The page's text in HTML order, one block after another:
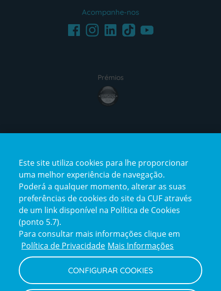
Acompanhe-nos
FacebookInstagramLinkedInTikTokYoutube
Prémios
award4
certification2certification3
Reclamações
e
elogios
Política de Privacidade e Cookies
Este site utiliza cookies para lhe proporcionar
uma melhor experiência de navegação.
Poderá a qualquer momento, alterar as suas
preferências de cookies do site da CUF através
de um link disponível na Política de Cookies
(ponto 5.7).
Para consultar mais informações clique em
Política de Privacidade Mais Informações
CONFIGURAR COOKIES